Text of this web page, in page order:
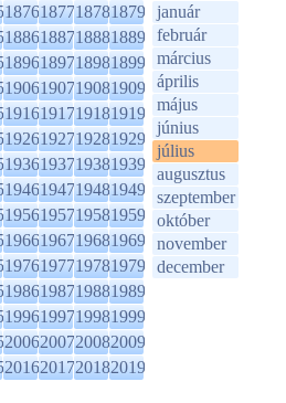
1876187718781879
1886188718881889
1896189718981899
1906190719081909
1916191719181919
1926192719281929
1936193719381939
1946194719481949
1956195719581959
1966196719681969
1976197719781979
1986198719881989
1996199719981999
2006200720082009
2016201720182019
január
február
március
április
május
június
július
augusztus
szeptember
október
november
december